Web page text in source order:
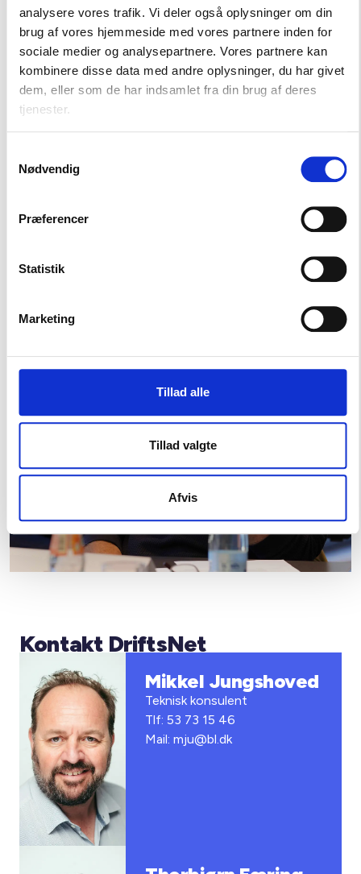
analysere vores trafik. Vi deler også oplysninger om din
brug af vores hjemmeside med vores partnere inden for
sociale medier og analysepartnere. Vores partnere kan
kombinere disse data med andre oplysninger, du har givet
dem, eller som de har indsamlet fra din brug af deres
tjenester.
Nødvendig
Præferencer
Statistik
Marketing
Tillad alle
Tillad valgte
Afvis
viden under paraplyen DriftsNet til dig, der
arbejder med drift af almene boliger. Lige fra
ladestandere og affaldsløsninger til solceller og
skimmel. Vi har forskellige netværk med stor faglig
viden på hver deres område. Vi tilbyder analyser,
regler såvel som rådgivning og indsigt i aktuelle
Læs mere om DriftsNets tilbud
Kontakt DriftsNet
Mikkel Jungshoved
Teknisk konsulent
Tlf: 53 73 15 46
Mail: mju@bl.dk